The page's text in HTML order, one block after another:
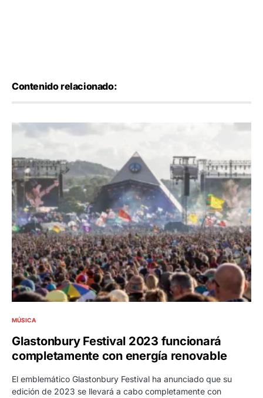
Contenido relacionado:
MÚSICA
Glastonbury Festival 2023 funcionará
completamente con energía renovable
El emblemático Glastonbury Festival ha anunciado que su
edición de 2023 se llevará a cabo completamente con